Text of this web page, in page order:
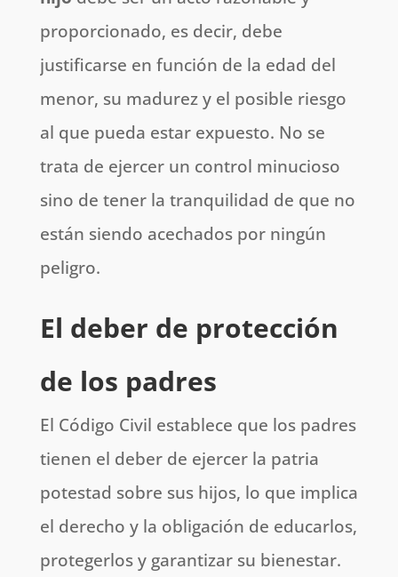
proporcionado, es decir, debe
justificarse en función de la edad del
menor, su madurez y el posible riesgo
al que pueda estar expuesto. No se
trata de ejercer un control minucioso
sino de tener la tranquilidad de que no
están siendo acechados por ningún
peligro.
El deber de protección
de los padres
El Código Civil establece que los padres
tienen el deber de ejercer la patria
potestad sobre sus hijos, lo que implica
el derecho y la obligación de educarlos,
protegerlos y garantizar su bienestar.